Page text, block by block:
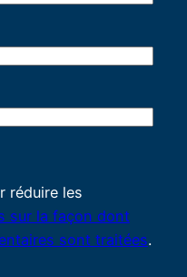
réduire les
sur la façon dont
sont traitées.